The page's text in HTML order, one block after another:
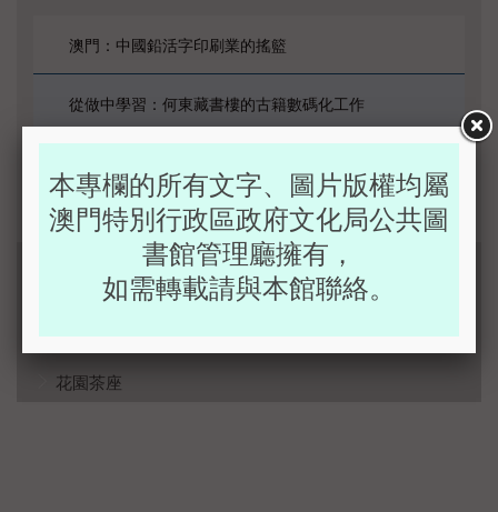
澳門：中國鉛活字印刷業的搖籃
從做中學習：何東藏書樓的古籍數碼化工作
庫」的建立
閱讀角
共享空間
花園茶座
本專欄的所有文字、圖片版權均屬
澳門特別行政區政府文化局公共圖
書館管理廳擁有，
如需轉載請與本館聯絡。